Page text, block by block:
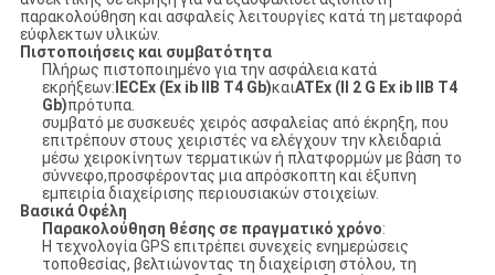
παρακολούθηση και ασφαλείς λειτουργίες κατά τη μεταφορά
εύφλεκτων υλικών.
Πιστοποιήσεις και συμβατότητα
Πλήρως πιστοποιημένο για την ασφάλεια κατά
εκρήξεων: IECEx (Ex ib IIB T4 Gb)καιATEx (II 2 G Ex ib IIB T4
Gb)πρότυπα.
συμβατό με συσκευές χειρός ασφαλείας από έκρηξη, που
επιτρέπουν στους χειριστές να ελέγχουν την κλειδαριά
μέσω χειροκίνητων τερματικών ή πλατφορμών με βάση το
σύννεφο,προσφέροντας μια απρόσκοπτη και έξυπνη
εμπειρία διαχείρισης περιουσιακών στοιχείων.
Βασικά Οφέλη
Παρακολούθηση θέσης σε πραγματικό χρόνο:
Η τεχνολογία GPS επιτρέπει συνεχείς ενημερώσεις
τοποθεσίας, βελτιώνοντας τη διαχείριση στόλου, τη